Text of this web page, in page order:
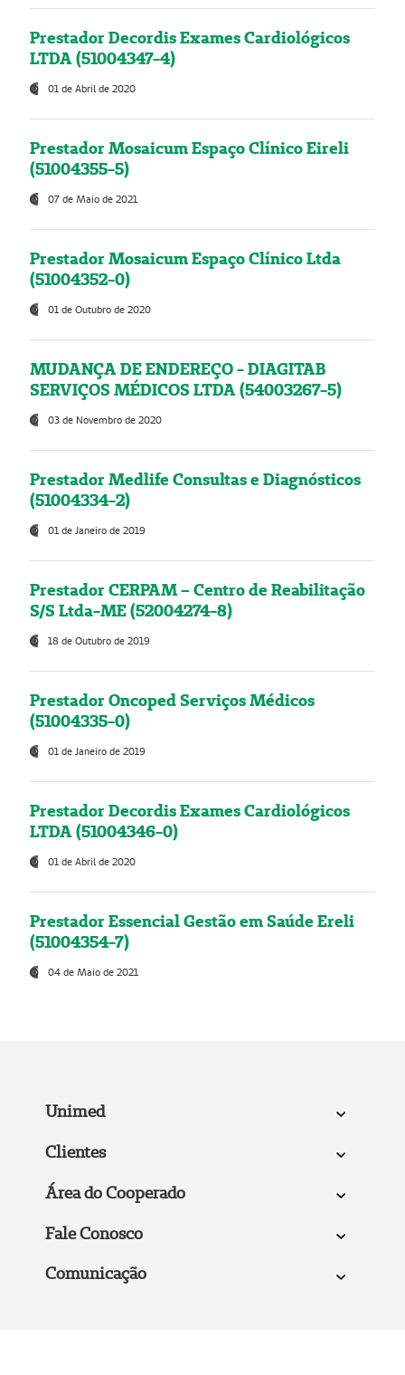
Prestador Decordis Exames Cardiológicos
LTDA (51004347-4)
01 de Abril de 2020
Prestador Mosaicum Espaço Clínico Eireli
(51004355-5)
07 de Maio de 2021
Prestador Mosaicum Espaço Clínico Ltda
(51004352-0)
01 de Outubro de 2020
MUDANÇA DE ENDEREÇO - DIAGITAB
SERVIÇOS MÉDICOS LTDA (54003267-5)
03 de Novembro de 2020
Prestador Medlife Consultas e Diagnósticos
(51004334-2)
01 de Janeiro de 2019
Prestador CERPAM – Centro de Reabilitação
S/S Ltda-ME (52004274-8)
18 de Outubro de 2019
Prestador Oncoped Serviços Médicos
(51004335-0)
01 de Janeiro de 2019
Prestador Decordis Exames Cardiológicos
LTDA (51004346-0)
01 de Abril de 2020
Prestador Essencial Gestão em Saúde Ereli
(51004354-7)
04 de Maio de 2021
Unimed
Clientes
Área do Cooperado
Fale Conosco
Comunicação